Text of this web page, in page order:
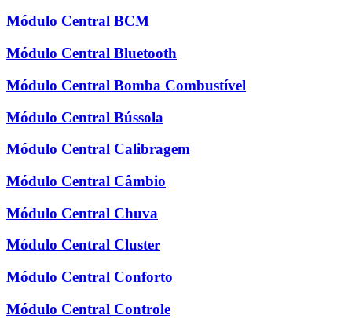
Módulo Central BCM
Módulo Central Bluetooth
Módulo Central Bomba Combustível
Módulo Central Bússola
Módulo Central Calibragem
Módulo Central Câmbio
Módulo Central Chuva
Módulo Central Cluster
Módulo Central Conforto
Módulo Central Controle